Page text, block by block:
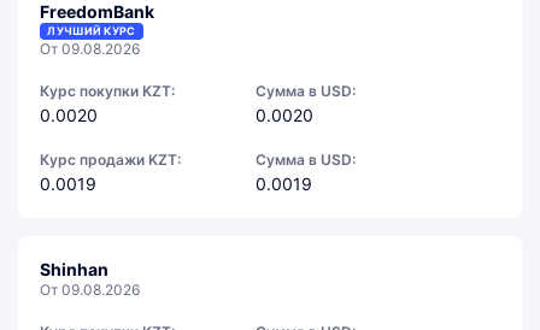
FreedomBank
ЛУЧШИЙ КУРС
От 09.08.2026
Курс покупки KZT:
0.0020
Сумма в USD:
0.0020
Курс продажи KZT:
0.0019
Сумма в USD:
0.0019
Shinhan
От 09.08.2026